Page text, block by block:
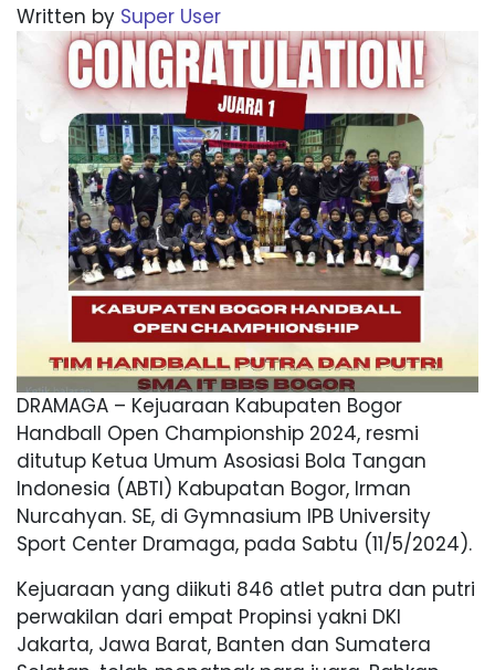
Written by Super User
DRAMAGA – Kejuaraan Kabupaten Bogor
Handball Open Championship 2024, resmi
ditutup Ketua Umum Asosiasi Bola Tangan
Indonesia (ABTI) Kabupatan Bogor, Irman
Nurcahyan. SE, di Gymnasium IPB University
Sport Center Dramaga, pada Sabtu (11/5/2024).
Kejuaraan yang diikuti 846 atlet putra dan putri
perwakilan dari empat Propinsi yakni DKI
Jakarta, Jawa Barat, Banten dan Sumatera